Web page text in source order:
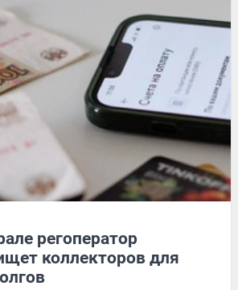
регоператор
коллекторов для